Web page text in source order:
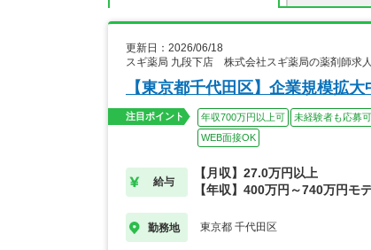
更新日：2026/06/18
スギ薬局 九段下店 株式会社スギ薬局の薬剤師求人
【東京都千代田区】企業規模拡
注目ポイント 年収700万円以上可 未経験者も応募
WEB面接OK
給与
【月収】27.0万円以上
【年収】400万円～740万円モ
勤務地 東京都 千代田区